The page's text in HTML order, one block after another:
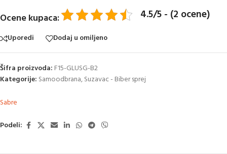
Ocene kupaca: 4.5/5 - (2 ocene)
Uporedi Dodaj u omiljeno
Šifra proizvoda: F15-GLUSG-B2
Kategorije: Samoodbrana,Suzavac - Biber sprej
Sabre
Podeli: